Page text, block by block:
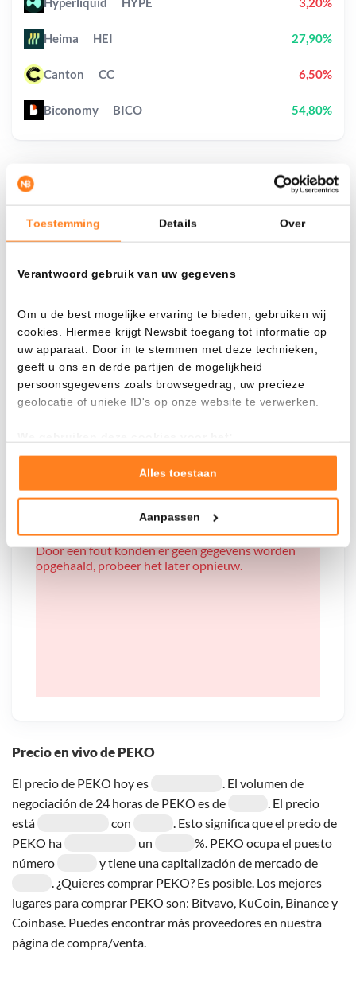
Toestemming Details Over
Verantwoord gebruik van uw gegevens
Om u de best mogelijke ervaring te bieden, gebruiken wij
cookies. Hiermee krijgt Newsbit toegang tot informatie op
uw apparaat. Door in te stemmen met deze technieken,
geeft u ons en derde partijen de mogelijkheid
persoonsgegevens zoals browsegedrag, uw precieze
geolocatie of unieke ID's op onze website te verwerken.
Goed laten functioneren van deze website
Verzamelen van gebruiksstatistieken
Tonen en meten van relevante advertenties
Klik hieronder om ons toestemming te geven om deze
maak gedetailleerde keuzes, waaronder het maken van
bezwaar tegen bedrijven die persoonsgegevens verwerken
Alles toestaan
Aanpassen
Precio en vivo de PEKO
El precio de PEKO hoy es
. El volumen de
negociación de 24 horas de PEKO es de
. El precio
está
con
. Esto significa que el precio de
PEKO ha
un
%. PEKO ocupa el puesto
número
y tiene una capitalización de mercado de
. ¿Quieres comprar PEKO? Es posible. Los mejores
lugares para comprar PEKO son: Bitvavo, KuCoin, Binance y
Coinbase. Puedes encontrar más proveedores en nuestra
página de compra/venta.
Mira cuánto valor tendrías hoy si hubieras
aplicado el dollar-cost averaging en distintas
Cada
Valor total
---
Door een fout konden er geen gegevens worden
opgehaald, probeer het later opnieuw.
Heima HEI 27,90%
Canton CC 6,50%
Biconomy BICO 54,80%